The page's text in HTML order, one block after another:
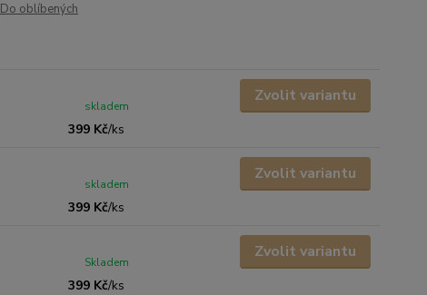
Do oblíbených
399 Kč/ks
skladem
Zvolit variantu
399 Kč/ks
skladem
Zvolit variantu
399 Kč/ks
Skladem
Zvolit variantu